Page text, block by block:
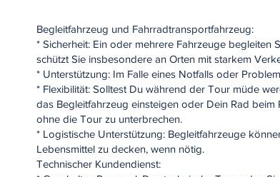
Begleitfahrzeug und Fahrradtransportfahrzeug:
* Sicherheit: Ein oder mehrere Fahrzeuge
schützt Sie insbesondere an Orten mit starkem
* Unterstützung: Im Falle eines Notfalls oder
* Flexibilität: Solltest Du während der Tour müde
das Begleitfahrzeug einsteigen oder Dein Rad
ohne die Tour zu unterbrechen.
* Logistische Unterstützung: Begleitfahrzeuge
Lebensmittel zu decken, wenn nötig.
Technischer Kundendienst: